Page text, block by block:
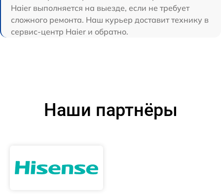
Haier выполняется на выезде, если не требует
сложного ремонта. Наш курьер доставит технику в
сервис-центр Haier и обратно.
Наши партнёры